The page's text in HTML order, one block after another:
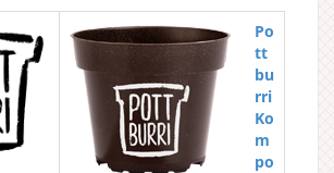
Po
tt
bu
rri
Ko
m
po